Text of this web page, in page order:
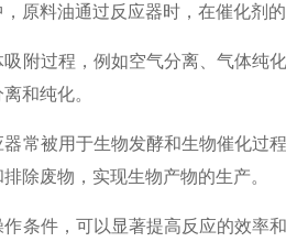
原料油通过反应器时，在催化剂
过程，例如空气分离、气体纯
和纯化。
被用于生物发酵和生物催化过程
除废物，实现生物产物的生产。
件，可以显著提高反应的效率